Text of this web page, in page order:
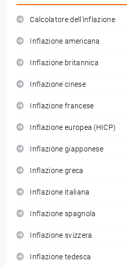
Calcolatore dell'inflazione
Inflazione americana
Inflazione britannica
Inflazione cinese
Inflazione francese
Inflazione europea (HICP)
Inflazione giapponese
Inflazione greca
Inflazione italiana
Inflazione spagnola
Inflazione svizzera
Inflazione tedesca